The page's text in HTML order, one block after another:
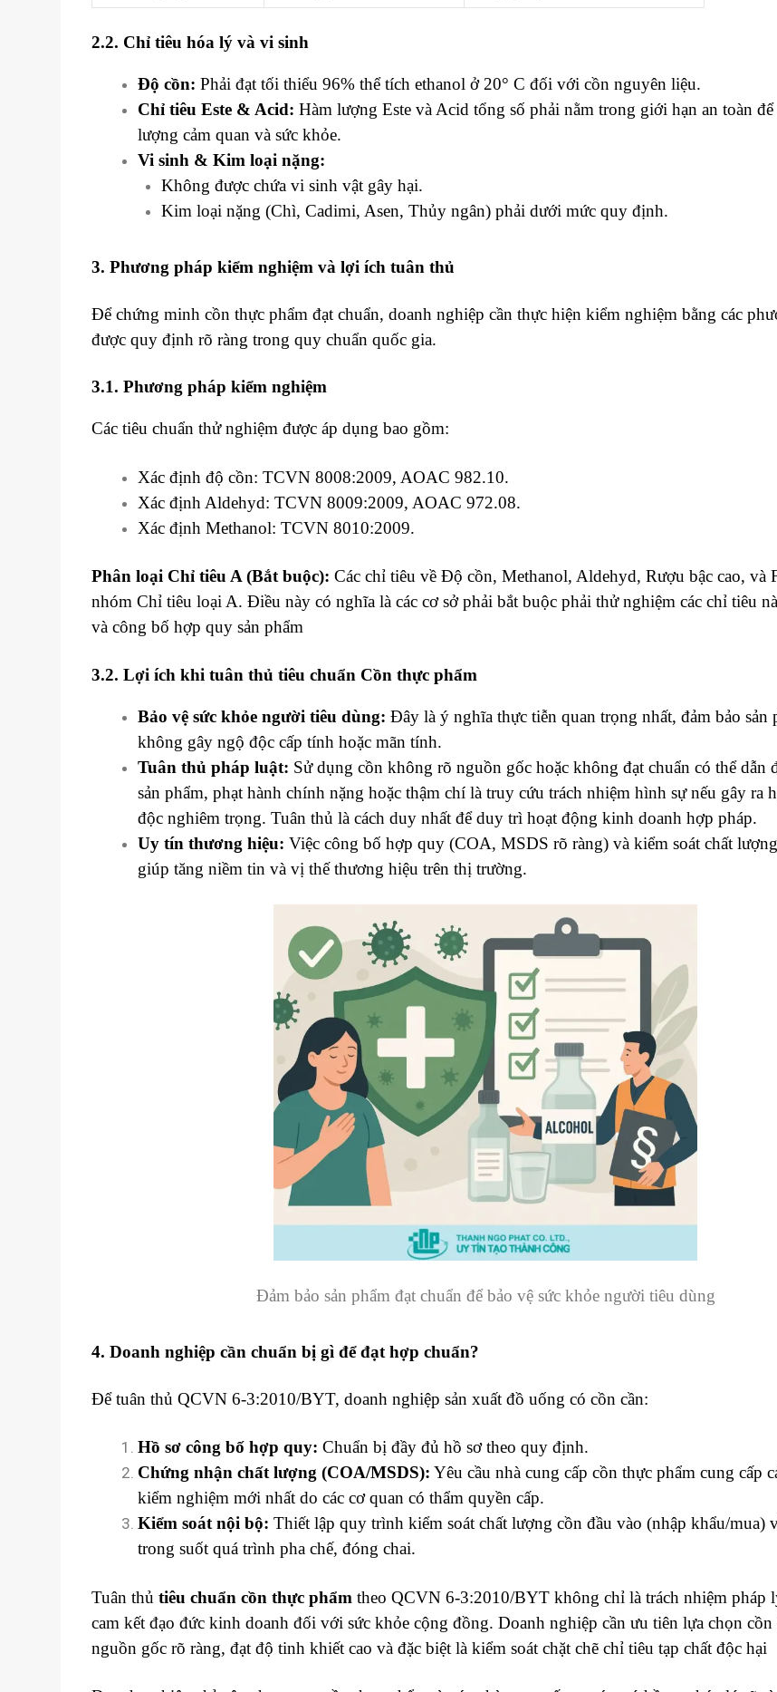
2.2. Chỉ tiêu hóa lý và vi sinh
Độ cồn: Phải đạt tối thiểu 96% thể tích ethanol ở 20° C đối với cồn nguyên liệu.
Chỉ tiêu Este & Acid: Hàm lượng Este và Acid tổng số phải nằm trong giới hạn an toàn để
lượng cảm quan và sức khỏe.
Vi sinh & Kim loại nặng:
Không được chứa vi sinh vật gây hại.
Kim loại nặng (Chì, Cadimi, Asen, Thủy ngân) phải dưới mức quy định.
3. Phương pháp kiểm nghiệm và lợi ích tuân thủ
Để chứng minh cồn thực phẩm đạt chuẩn, doanh nghiệp cần thực hiện kiểm nghiệm bằng các
được quy định rõ ràng trong quy chuẩn quốc gia.
3.1. Phương pháp kiểm nghiệm
Các tiêu chuẩn thử nghiệm được áp dụng bao gồm:
Xác định độ cồn: TCVN 8008:2009, AOAC 982.10.
Xác định Aldehyd: TCVN 8009:2009, AOAC 972.08.
Xác định Methanol: TCVN 8010:2009.
Phân loại Chỉ tiêu A (Bắt buộc): Các chỉ tiêu về Độ cồn, Methanol, Aldehyd, Rượu bậc cao, và
nhóm Chỉ tiêu loại A. Điều này có nghĩa là các cơ sở phải bắt buộc phải thử nghiệm các chỉ tiêu
và công bố hợp quy sản phẩm
3.2. Lợi ích khi tuân thủ tiêu chuẩn Cồn thực phẩm
Bảo vệ sức khỏe người tiêu dùng: Đây là ý nghĩa thực tiễn quan trọng nhất, đảm bảo sản
không gây ngộ độc cấp tính hoặc mãn tính.
Tuân thủ pháp luật: Sử dụng cồn không rõ nguồn gốc hoặc không đạt chuẩn có thể dẫn
sản phẩm, phạt hành chính nặng hoặc thậm chí là truy cứu trách nhiệm hình sự nếu gây ra
độc nghiêm trọng. Tuân thủ là cách duy nhất để duy trì hoạt động kinh doanh hợp pháp.
Uy tín thương hiệu: Việc công bố hợp quy (COA, MSDS rõ ràng) và kiểm soát chất
giúp tăng niềm tin và vị thế thương hiệu trên thị trường.
Đảm bảo sản phẩm đạt chuẩn để bảo vệ sức khỏe người tiêu dùng
4. Doanh nghiệp cần chuẩn bị gì để đạt hợp chuẩn?
Để tuân thủ QCVN 6-3:2010/BYT, doanh nghiệp sản xuất đồ uống có cồn cần:
Hồ sơ công bố hợp quy: Chuẩn bị đầy đủ hồ sơ theo quy định.
Chứng nhận chất lượng (COA/MSDS): Yêu cầu nhà cung cấp cồn thực phẩm cung cấp
kiểm nghiệm mới nhất do các cơ quan có thẩm quyền cấp.
Kiểm soát nội bộ: Thiết lập quy trình kiểm soát chất lượng cồn đầu vào (nhập khẩu/mua)
trong suốt quá trình pha chế, đóng chai.
Tuân thủtiêu chuẩn cồn thực phẩm theo QCVN 6-3:2010/BYT không chỉ là trách nhiệm pháp
cam kết đạo đức kinh doanh đối với sức khỏe cộng đồng. Doanh nghiệp cần ưu tiên lựa chọn cồn
nguồn gốc rõ ràng, đạt độ tinh khiết cao và đặc biệt là kiểm soát chặt chẽ chỉ tiêu tạp chất độc hại